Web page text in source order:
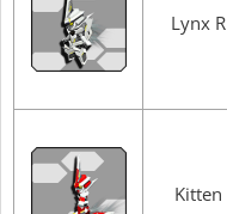
Lynx R
Kitten